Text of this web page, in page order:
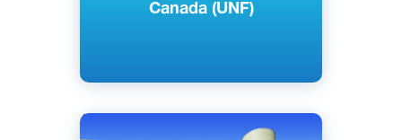
Canada (UNF)
Английский